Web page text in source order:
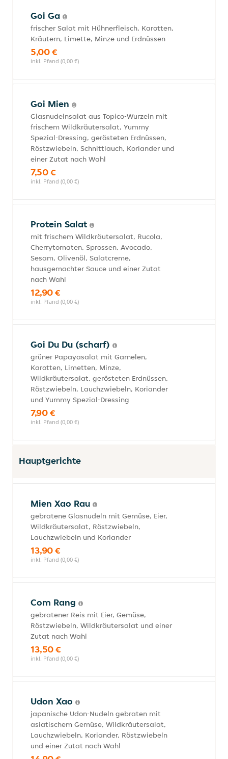
Goi Ga
frischer Salat mit Hühnerfleisch, Karotten,
Kräutern, Limette, Minze und Erdnüssen
5,00 €
inkl. Pfand (0,00 €)
Goi Mien
Glasnudelnsalat aus Topico-Wurzeln mit
frischem Wildkräutersalat, Yummy
Spezial-Dressing, gerösteten Erdnüssen,
Röstzwiebeln, Schnittlauch, Koriander und
einer Zutat nach Wahl
7,50 €
inkl. Pfand (0,00 €)
Protein Salat
mit frischem Wildkräutersalat, Rucola,
Cherrytomaten, Sprossen, Avocado,
Sesam, Olivenöl, Salatcreme,
hausgemachter Sauce und einer Zutat
nach Wahl
12,90 €
inkl. Pfand (0,00 €)
Goi Du Du (scharf)
grüner Papayasalat mit Garnelen,
Karotten, Limetten, Minze,
Wildkräutersalat, gerösteten Erdnüssen,
Röstzwiebeln, Lauchzwiebeln, Koriander
und Yummy Spezial-Dressing
7,90 €
inkl. Pfand (0,00 €)
Hauptgerichte
Mien Xao Rau
gebratene Glasnudeln mit Gemüse, Eier,
Wildkräutersalat, Röstzwiebeln,
Lauchzwiebeln und Koriander
13,90 €
inkl. Pfand (0,00 €)
Com Rang
gebratener Reis mit Eier, Gemüse,
Röstzwiebeln, Wildkräutersalat und einer
Zutat nach Wahl
13,50 €
inkl. Pfand (0,00 €)
Udon Xao
japanische Udon-Nudeln gebraten mit
asiatischem Gemüse, Wildkräutersalat,
Lauchzwiebeln, Koriander, Röstzwiebeln
und einer Zutat nach Wahl